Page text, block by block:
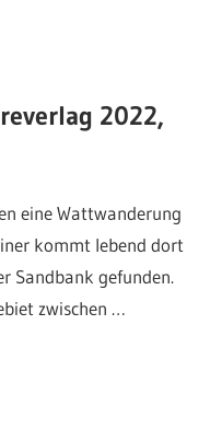
2022,
eine Wattwanderung
kommt lebend dort
Sandbank gefunden.
zwischen …